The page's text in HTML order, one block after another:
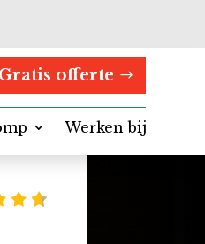
Gratis offerte
Werken bij